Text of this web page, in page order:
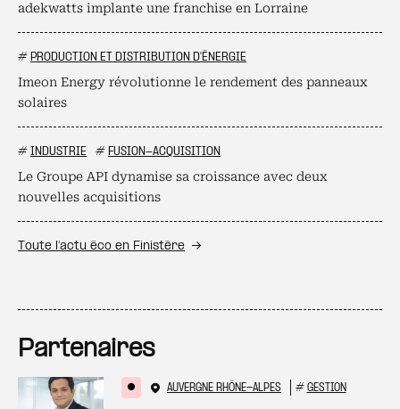
adekwatts implante une franchise en Lorraine
# PRODUCTION ET DISTRIBUTION D'ÉNERGIE
Imeon Energy révolutionne le rendement des panneaux
solaires
# INDUSTRIE # FUSION-ACQUISITION
Le Groupe API dynamise sa croissance avec deux
nouvelles acquisitions
Toute l’actu éco en Finistère
Partenaires
AUVERGNE RHÔNE-ALPES # GESTION